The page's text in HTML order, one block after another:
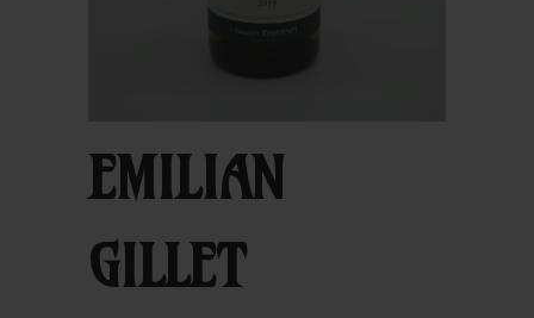
EMILIAN
GILLET